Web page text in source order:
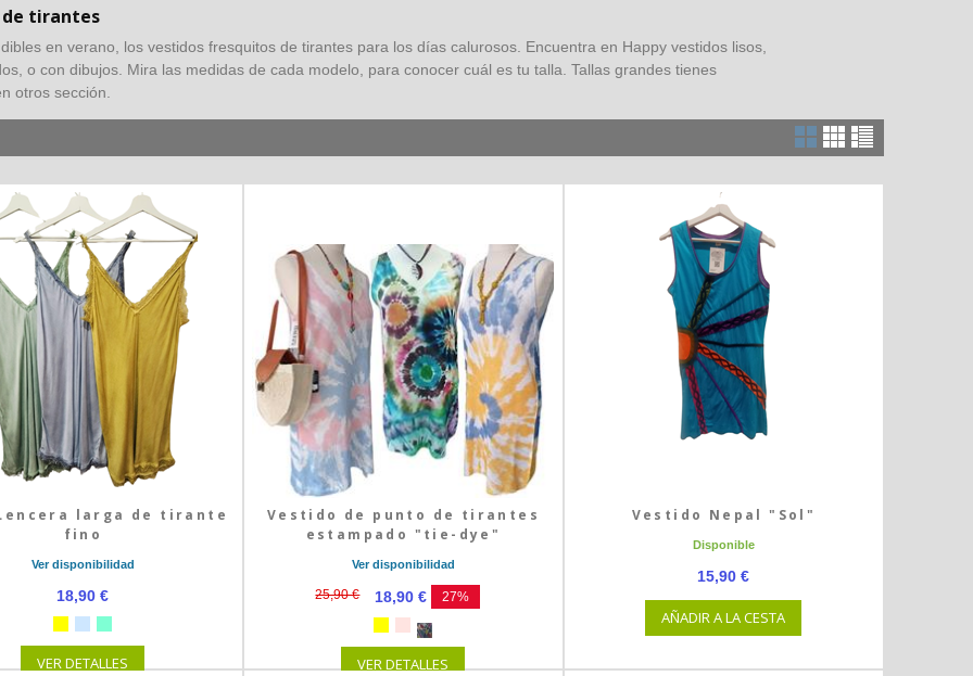
de tirantes
en verano, los vestidos fresquitos de tirantes para los días calurosos. Encuentra en Happy vestidos lisos,
o con dibujos. Mira las medidas de cada modelo, para conocer cuál es tu talla. Tallas grandes tienes
otros sección.
larga de tirante
fino
Ver disponibilidad
18,90 €
VER DETALLES
Vestido de punto de tirantes
estampado "tie-dye"
Ver disponibilidad
25,90 € 18,90 € 27%
VER DETALLES
Vestido Nepal "Sol"
Disponible
15,90 €
AÑADIR A LA CESTA